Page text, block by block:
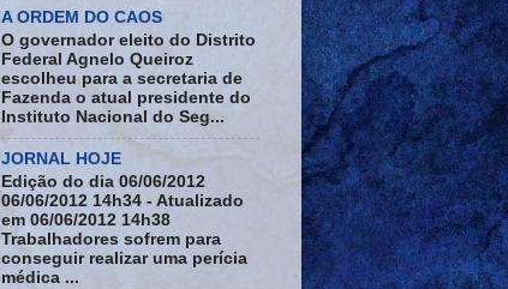
A ORDEM DO CAOS
O governador eleito do Distrito
Federal Agnelo Queiroz
escolheu para a secretaria de
Fazenda o atual presidente do
Instituto Nacional do Seg...
JORNAL HOJE
Edição do dia 06/06/2012
06/06/2012 14h34 - Atualizado
em 06/06/2012 14h38
Trabalhadores sofrem para
conseguir realizar uma perícia
médica ...